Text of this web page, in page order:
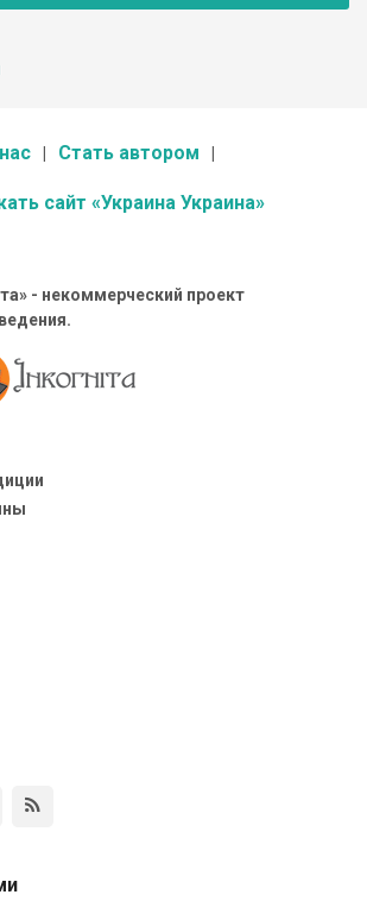
Стать автором
сайт «Украина Украина»
- некоммерческий проект